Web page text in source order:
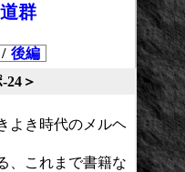
群
/ 後編
24＞
よき時代のメルヘ
、これまで書籍な